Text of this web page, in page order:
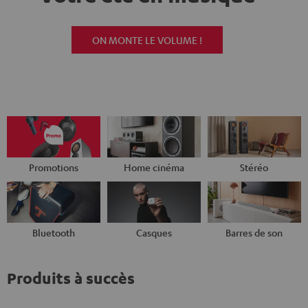
ON MONTE LE VOLUME !
Promotions Home cinéma Stéréo
Bluetooth Casques Barres de son
Produits à succès